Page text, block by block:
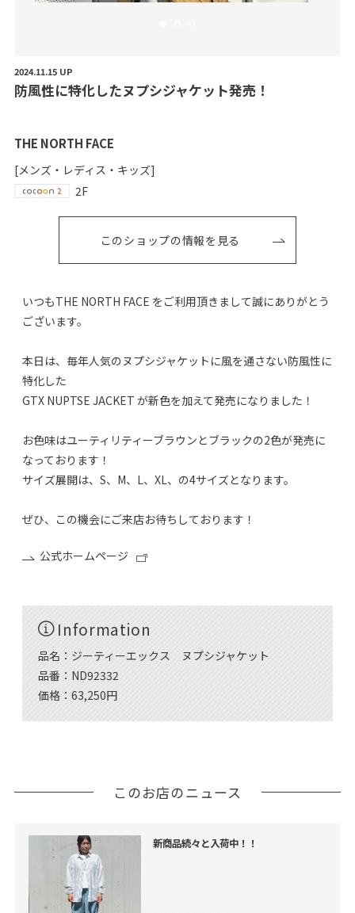
2024.11.15 UP
防風性に特化したヌプシジャケッ ト発売 ！
THE NORTH FACE
[メンズ・レディス・キッズ]
2F
このショップの情報を見る
いつもTHE NORTH FACE をご利用頂きまして誠にありがとう
ございます。
本日は、毎年人気のヌプシジャケットに風を通さない防風性に
特化した
GTX NUPTSE JACKET が新色を加えて発売になりました！
お色味はユーティリティーブラウンとブラックの2色が発売に
なっております！
サイズ展開は、S、M、L、XL、の4サイズとなります。
ぜひ、この機会にご来店お待ちしております！
公式ホームページ
Information
品名：ジーティーエックス ヌプシジャケット
品番：ND92332
価格：63,250円
このお店のニュース
新商品続々と入荷中！！